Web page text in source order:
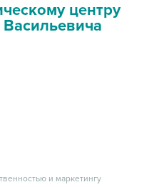
центру
и маркетингу